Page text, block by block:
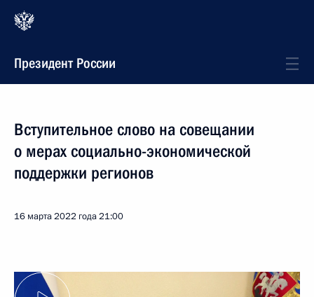
Президент России
Вступительное слово на совещании
о мерах социально-экономической
поддержки регионов
16 марта 2022 года21:00